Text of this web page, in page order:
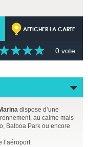
AFFICHER LA CARTE
0 vote
dispose d’une
au calme mais
Balboa Park ou encore
l’aéroport.